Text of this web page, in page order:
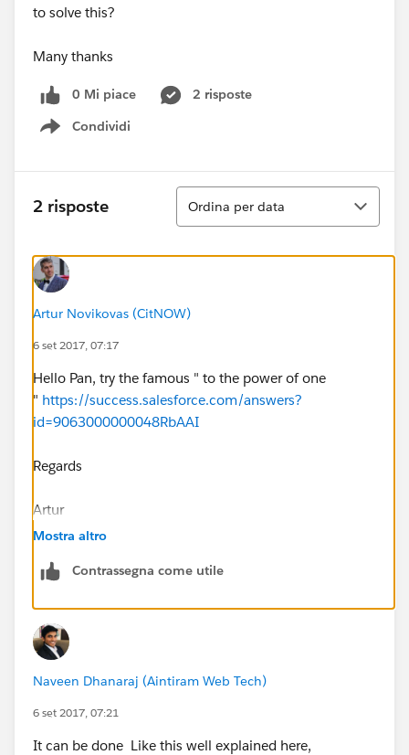
to solve this?
Many thanks
0 Mi piace
2 risposte
Condividi
Show menu
2 risposte
Ordina
Ordina per data
Artur Novikovas (CitNOW)
6 set 2017, 07:17
Hello Pan, try the famous " to the power of one
" https://success.salesforce.com/answers?
id=9063000000048RbAAI
Regards
Artur
Mostra altro
Contrassegna come utile
Naveen Dhanaraj (Aintiram Web Tech)
6 set 2017, 07:21
It can be done Like this well explained here,